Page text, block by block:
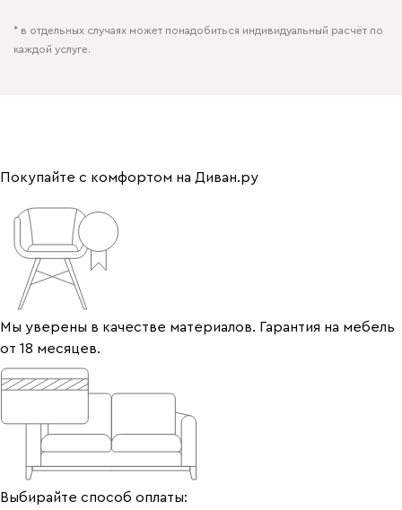
* в отдельных случаях может понадобиться индивидуальный расчёт по
каждой услуге.
Покупайте с комфортом на Диван.ру
Мы уверены в качестве материалов. Гарантия на мебель
от 18 месяцев.
Выбирайте способ оплаты: